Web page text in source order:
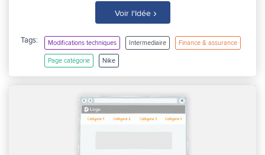
Voir l'Idée ›
Tags: Modifications techniques Intermediaire Finance & assurance
Page catégorie Nike